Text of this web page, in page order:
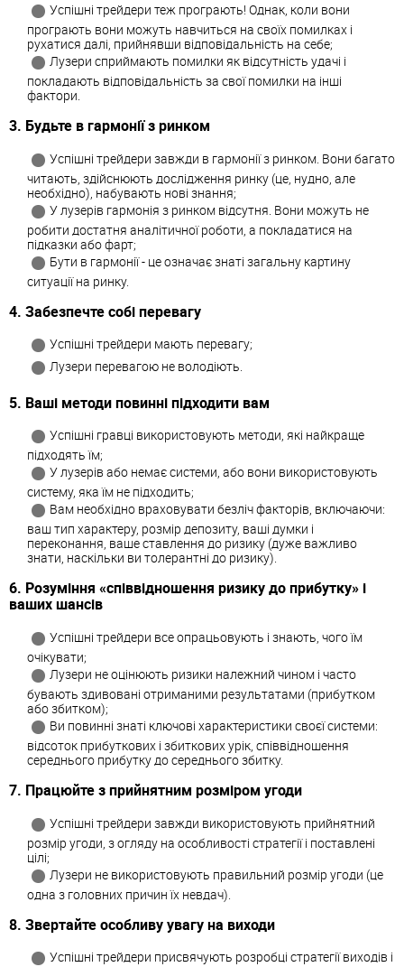
Успішні трейдери теж програють! Однак, коли вони
програють вони можуть навчиться на своїх помилках і
рухатися далі, прийнявши відповідальність на себе;
Лузери сприймають помилки як відсутність удачі і
покладають відповідальність за свої помилки на інші
фактори.
3. Будьте в гармонії з ринком
Успішні трейдери завжди в гармонії з ринком. Вони багато
читають, здійснюють дослідження ринку (це, нудно, але
необхідно), набувають нові знання;
У лузерів гармонія з ринком відсутня. Вони можуть не
робити достатня аналітичної роботи, а покладатися на
підказки або фарт;
Бути в гармонії - це означає знаті загальну картину
ситуації на ринку.
4. Забезпечте собі перевагу
Успішні трейдери мають перевагу;
Лузери перевагою не володіють.
5. Ваші методи повинні підходити вам
Успішні гравці використовують методи, які найкраще
підходять їм;
У лузерів або немає системи, або вони використовують
систему, яка їм не підходить;
Вам необхідно враховувати безліч факторів, включаючи:
ваш тип характеру, розмір депозиту, ваші думки і
переконання, ваше ставлення до ризику (дуже важливо
знати, наскільки ви толерантні до ризику).
6. Розуміння «співвідношення ризику до прибутку» і
ваших шансів
Успішні трейдери все опрацьовують і знають, чого їм
очікувати;
Лузери не оцінюють ризики належний чином і часто
бувають здивовані отриманими результатами (прибутком
або збитком);
Ви повинні знаті ключові характеристики своєї системи:
відсоток прибуткових і збиткових урік, співвідношення
середнього прибутку до середнього збитку.
7. Працюйте з прийнятним розміром угоди
Успішні трейдери завжди використовують прийнятний
розмір угоди, з огляду на особливості стратегії і поставлені
цілі;
Лузери не використовують правильний розмір угоди (це
одна з головних причин їх невдач).
8. Звертайте особливу увагу на виходи
Успішні трейдери присвячують розробці стратегії виходів і